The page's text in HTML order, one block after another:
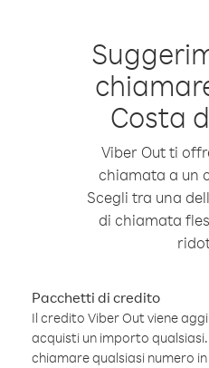
Costa
Viber Out ti
chiamata a un
Scegli tra una
di chiamata
Pacchetti di credito
Il credito Viber Out viene
acquisti un importo
chiamare qualsiasi numero